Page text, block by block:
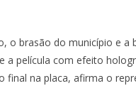
o brasão do município e a
a película com efeito
final na placa, afirma o